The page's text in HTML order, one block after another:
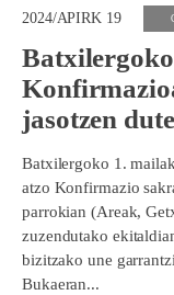
2024/APIRK 19
jasotzen dute
Batxilergoko 1.
atzo Konfirmazio
parrokian (Areak,
zuzendutako
bizitzako une
Bukaeran...